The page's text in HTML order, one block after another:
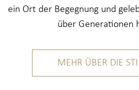
ein Ort der Begegnung und
über Generationen
MEHR ÜBER DIE